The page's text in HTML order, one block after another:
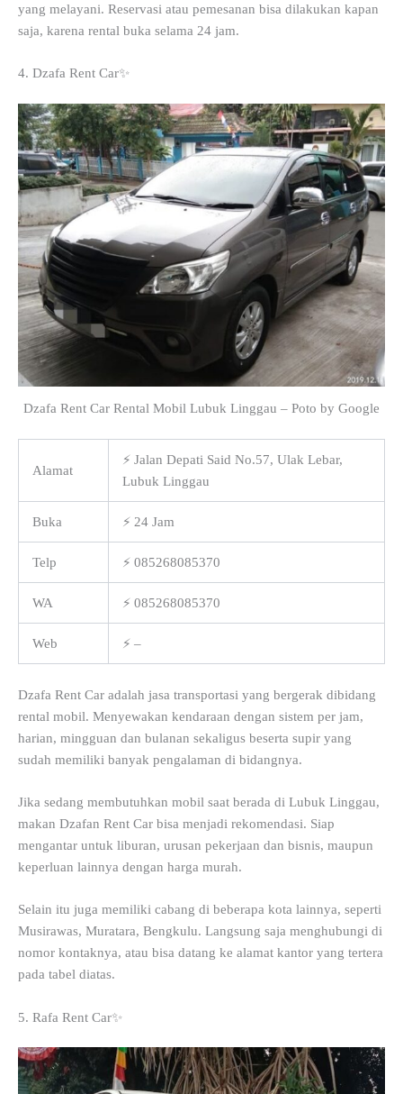
yang melayani. Reservasi atau pemesanan bisa dilakukan kapan
saja, karena rental buka selama 24 jam.
4. Dzafa Rent Car✨
Dzafa Rent Car Rental Mobil Lubuk Linggau – Poto by Google
Alamat
⚡ Jalan Depati Said No.57, Ulak Lebar,
Lubuk Linggau
Buka ⚡ 24 Jam
Telp ⚡ 085268085370
WA ⚡ 085268085370
Web ⚡ –
Dzafa Rent Car adalah jasa transportasi yang bergerak dibidang
rental mobil. Menyewakan kendaraan dengan sistem per jam,
harian, mingguan dan bulanan sekaligus beserta supir yang
sudah memiliki banyak pengalaman di bidangnya.
Jika sedang membutuhkan mobil saat berada di Lubuk Linggau,
makan Dzafan Rent Car bisa menjadi rekomendasi. Siap
mengantar untuk liburan, urusan pekerjaan dan bisnis, maupun
keperluan lainnya dengan harga murah.
Selain itu juga memiliki cabang di beberapa kota lainnya, seperti
Musirawas, Muratara, Bengkulu. Langsung saja menghubungi di
nomor kontaknya, atau bisa datang ke alamat kantor yang tertera
pada tabel diatas.
5. Rafa Rent Car✨